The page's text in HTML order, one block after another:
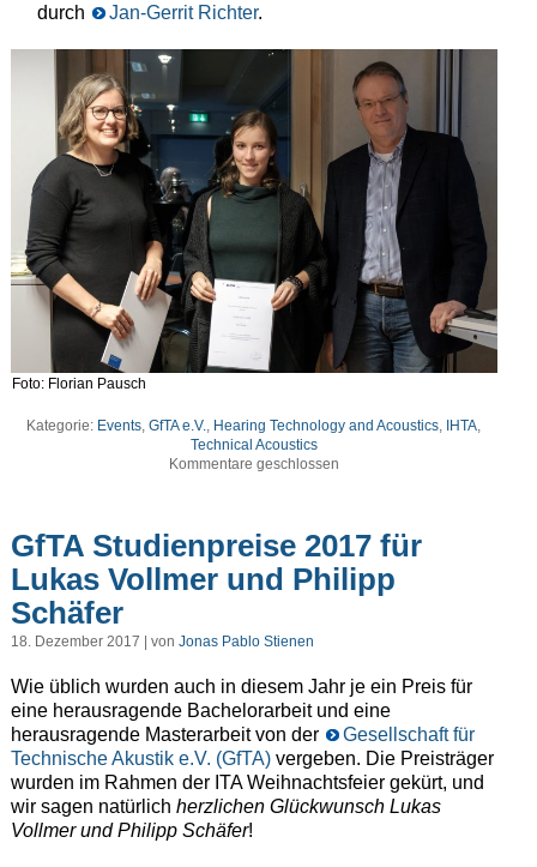
durch
Jan-Gerrit Richter.
Foto: Florian Pausch
Kategorie: Events,GfTA e.V., Hearing Technology and Acoustics, IHTA,
Technical Acoustics
Kommentare geschlossen
GfTA Studienpreise 2017 für
Lukas Vollmer und Philipp
Schäfer
18. Dezember 2017 | von Jonas Pablo Stienen
Wie üblich wurden auch in diesem Jahr je ein Preis für
eine herausragende Bachelorarbeit und eine
herausragende Masterarbeit von der
Gesellschaft für
Technische Akustik e.V. (GfTA)vergeben. Die Preisträger
wurden im Rahmen der ITA Weihnachtsfeier gekürt, und
wir sagen natürlich herzlichen Glückwunsch Lukas
Vollmer und Philipp Schäfer!